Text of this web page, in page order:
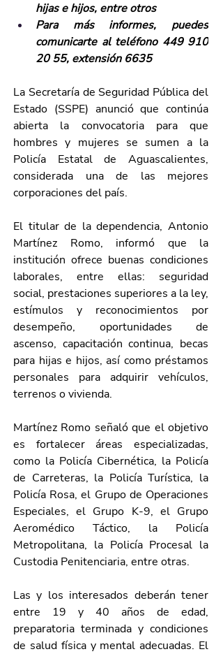
hijas e hijos, entre otros
Para más informes, puedes
comunicarte al teléfono 449 910
20 55, extensión 6635
La Secretaría de Seguridad Pública del
Estado (SSPE) anunció que continúa
abierta la convocatoria para que
hombres y mujeres se sumen a la
Policía Estatal de Aguascalientes,
considerada una de las mejores
corporaciones del país.
El titular de la dependencia, Antonio
Martínez Romo, informó que la
institución ofrece buenas condiciones
laborales, entre ellas: seguridad
social, prestaciones superiores a la ley,
estímulos y reconocimientos por
desempeño, oportunidades de
ascenso, capacitación continua, becas
para hijas e hijos, así como préstamos
personales para adquirir vehículos,
terrenos o vivienda.
Martínez Romo señaló que el objetivo
es fortalecer áreas especializadas,
como la Policía Cibernética, la Policía
de Carreteras, la Policía Turística, la
Policía Rosa, el Grupo de Operaciones
Especiales, el Grupo K-9, el Grupo
Aeromédico Táctico, la Policía
Metropolitana, la Policía Procesal la
Custodia Penitenciaria, entre otras.
Las y los interesados deberán tener
entre 19 y 40 años de edad,
preparatoria terminada y condiciones
de salud física y mental adecuadas. El